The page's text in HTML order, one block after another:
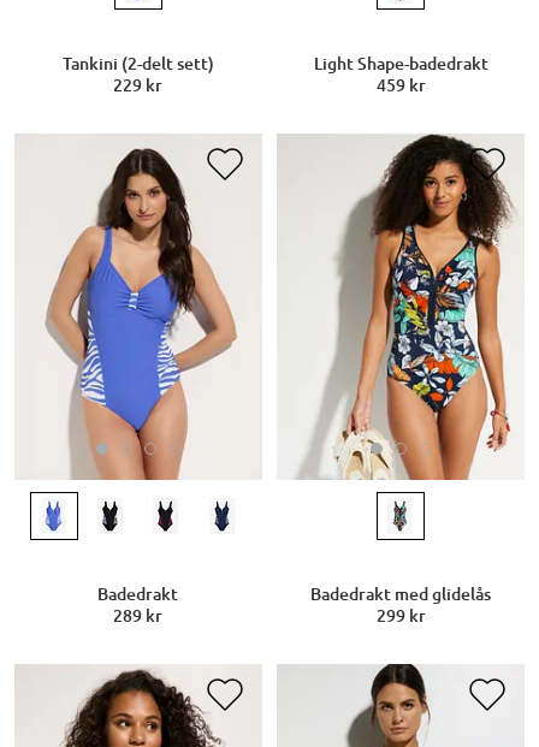
Tankini (2-delt sett)
229 kr
Light Shape-badedrakt
459 kr
Badedrakt
289 kr
Badedrakt med glidelås
299 kr